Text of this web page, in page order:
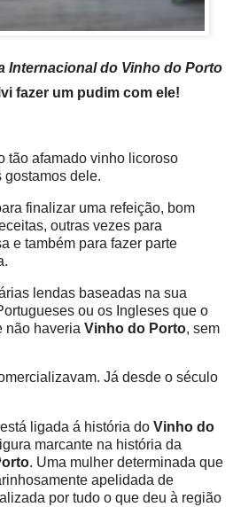
Internacional do Vinho do Porto
fazer um pudim com ele!
tão afamado vinho licoroso
gostamos dele.
finalizar uma refeição, bom
outras vezes para
e também para fazer parte
lendas baseadas na sua
ou os Ingleses que o
não haveria Vinho do Porto, sem
Já desde o século
ligada á história do Vinho do
marcante na história da
. Uma mulher determinada que
apelidada de
por tudo o que deu à região